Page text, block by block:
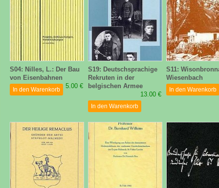
S04: Nilles, L.: Der Bau
von Eisenbahnen
5.00 €
In den Warenkorb
S19: Deutschsprachige
Rekruten in der
belgischen Armee
13.00 €
In den Warenkorb
S11:
Wiesenbach
In den Warenkorb